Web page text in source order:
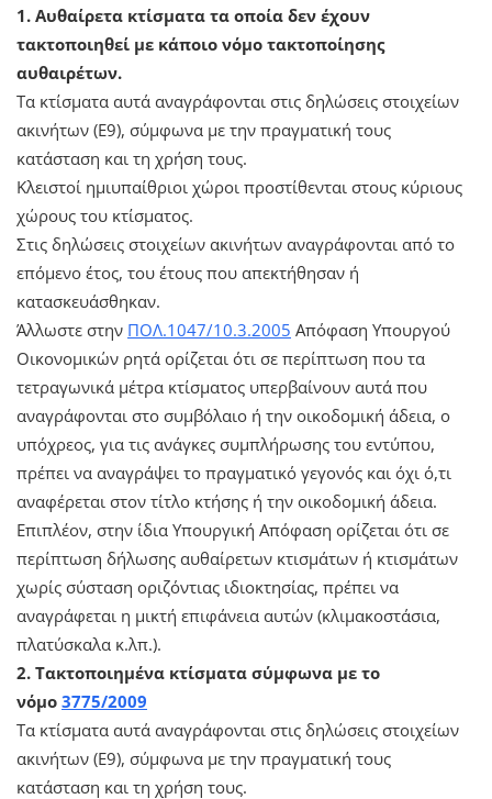
1. Αυθαίρετα κτίσματα τα οποία δεν έχουν
τακτοποιηθεί με κάποιο νόμο τακτοποίησης
αυθαιρέτων.
Τα κτίσματα αυτά αναγράφονται στις δηλώσεις στοιχείων
ακινήτων (Ε9), σύμφωνα με την πραγματική τους
κατάσταση και τη χρήση τους.
Κλειστοί ημιυπαίθριοι χώροι προστίθενται στους κύριους
χώρους του κτίσματος.
Στις δηλώσεις στοιχείων ακινήτων αναγράφονται από το
επόμενο έτος, του έτους που απεκτήθησαν ή
κατασκευάσθηκαν.
Άλλωστε στην ΠΟΛ.1047/10.3.2005 Απόφαση Υπουργού
Οικονομικών ρητά ορίζεται ότι σε περίπτωση που τα
τετραγωνικά μέτρα κτίσματος υπερβαίνουν αυτά που
αναγράφονται στο συμβόλαιο ή την οικοδομική άδεια, ο
υπόχρεος, για τις ανάγκες συμπλήρωσης του εντύπου,
πρέπει να αναγράψει το πραγματικό γεγονός και όχι ό,τι
αναφέρεται στον τίτλο κτήσης ή την οικοδομική άδεια.
Επιπλέον, στην ίδια Υπουργική Απόφαση ορίζεται ότι σε
περίπτωση δήλωσης αυθαίρετων κτισμάτων ή κτισμάτων
χωρίς σύσταση οριζόντιας ιδιοκτησίας, πρέπει να
αναγράφεται η μικτή επιφάνεια αυτών (κλιμακοστάσια,
πλατύσκαλα κ.λπ.).
2. Τακτοποιημένα κτίσματα σύμφωνα με το
νόμο 3775/2009
Τα κτίσματα αυτά αναγράφονται στις δηλώσεις στοιχείων
ακινήτων (Ε9), σύμφωνα με την πραγματική τους
κατάσταση και τη χρήση τους.